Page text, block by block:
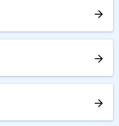
arrow_forward
arrow_forward
arrow_forward